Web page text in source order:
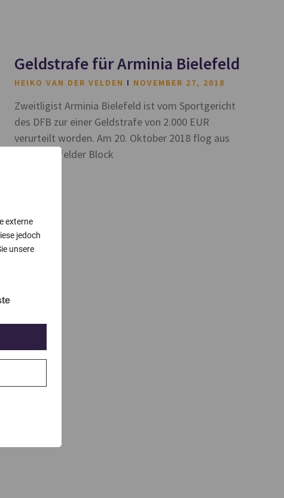
Geldstrafe für Arminia Bielefeld
HEIKO VAN DER VELDEN NOVEMBER 27, 2018
Zweitligist Arminia Bielefeld ist vom Sportgericht
des DFB zur einer Geldstrafe von 2.000 EUR
verurteilt worden. Am 20. Oktober 2018 flog aus
dem Bielefelder Block
externe
jedoch
unsere